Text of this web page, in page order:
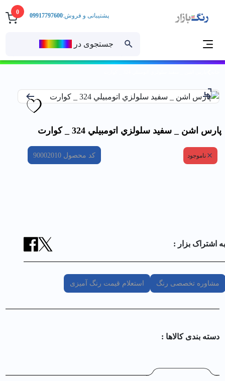
0
جستجوی در
پشتیبانی و فروش:09917797600
پارس اشن _ سفيد سلولزي اتومبيلي 324 _ كوارت
ناموجود کد محصول 90002010
به اشتراک بزار :
مشاوره تخصصی رنگ استعلام قیمت رنگ آمیزی
دسته بندی کالا‌ها :